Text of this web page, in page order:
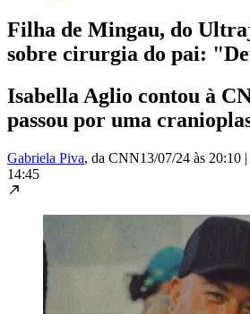
Filha de Mingau, do
sobre cirurgia do pai:
Isabella Aglio contou à
passou por uma
Gabriela Piva, da CNN13/07/24 às 20:10 |
14:45